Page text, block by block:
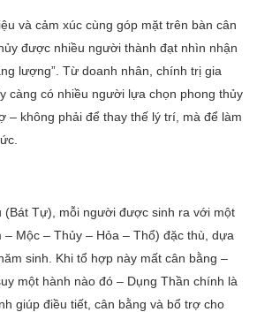
và cảm xúc cùng góp mặt trên bàn cân
được nhiều người thành đạt nhìn nhận
lượng”. Từ doanh nhân, chính trị gia
càng có nhiều người lựa chọn phong thủy
– không phải để thay thế lý trí, mà để làm
(Bát Tự), mỗi người được sinh ra với một
– Mộc – Thủy – Hỏa – Thổ) đặc thù, dựa
sinh. Khi tổ hợp này mất cân bằng –
một hành nào đó – Dụng Thần chính là
giúp điều tiết, cân bằng và bổ trợ cho